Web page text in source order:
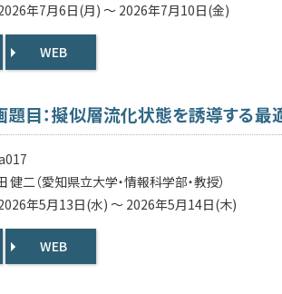
2026年7月6日(月) ～ 2026年7月10日(金)
WEB
題目：擬似層流化状態を誘導する
健二（愛知県立大学・情報科学部・教授）
2026年5月13日(水) ～ 2026年5月14日(木)
WEB